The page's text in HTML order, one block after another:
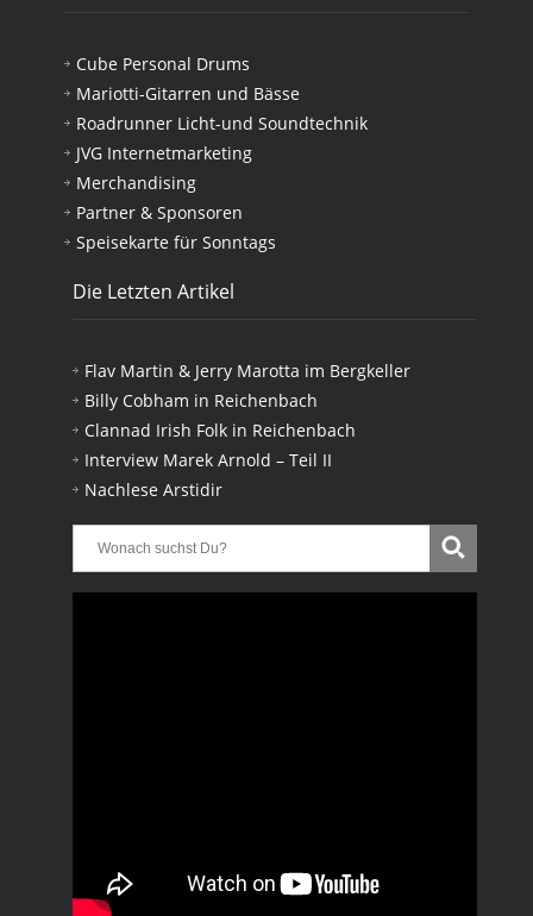
Cube Personal Drums
Mariotti-Gitarren und Bässe
Roadrunner Licht-und Soundtechnik
JVG Internetmarketing
Merchandising
Partner & Sponsoren
Speisekarte für Sonntags
Die Letzten Artikel
Flav Martin & Jerry Marotta im Bergkeller
Billy Cobham in Reichenbach
Clannad Irish Folk in Reichenbach
Interview Marek Arnold – Teil II
Nachlese Arstidir